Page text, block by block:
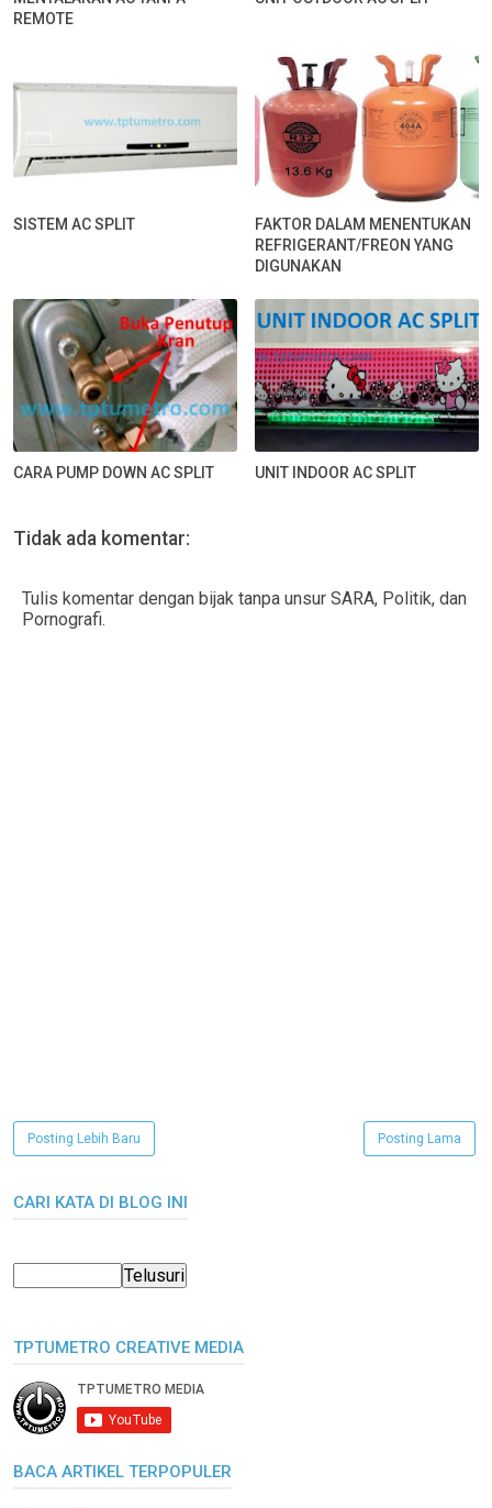
REMOTE
SISTEM AC SPLIT
FAKTOR DALAM MENENTUKAN
REFRIGERANT/FREON YANG
DIGUNAKAN
CARA PUMP DOWN AC SPLIT UNIT INDOOR AC SPLIT
Tidak ada komentar:
Tulis komentar dengan bijak tanpa unsur SARA, Politik, dan
Pornografi.
Posting Lebih Baru Posting Lama
CARI KATA DI BLOG INI
TPTUMETRO CREATIVE MEDIA
BACA ARTIKEL TERPOPULER